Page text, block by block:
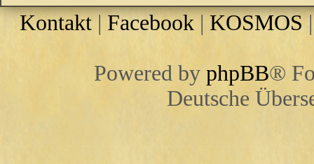
Kontakt|Facebook|KOSMOS
Powered by phpBB®
Deutsche